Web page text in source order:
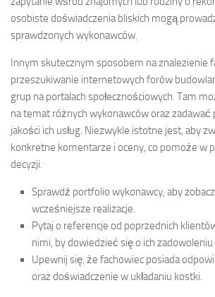
osobiste doświadczenia bliskich mogą
sprawdzonych wykonawców.
Innym skutecznym sposobem na znalezienie
przeszukiwanie internetowych forów
grup na portalach społecznościowych. Tam
na temat różnych wykonawców oraz zadawać
jakości ich usług. Niezwykle istotne jest, aby
konkretne komentarze i oceny, co pomoże w
decyzji.
Sprawdź portfolio wykonawcy, aby
wcześniejsze realizacje.
Pytaj o referencje od poprzednich
nimi, by dowiedzieć się o ich zadowoleniu
Upewnij się, że fachowiec posiada
oraz doświadczenie w układaniu kostki.